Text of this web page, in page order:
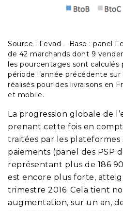
Source : Fevad – Base : panel
de 42 marchands dont 9
les pourcentages sont
période l’année précédente sur
réalisés pour des livraisons en
et mobile.
La progression globale de
prenant cette fois en
traitées par les plateformes
paiements (panel des PSP
représentant plus de 186
est encore plus forte,
trimestre 2016. Cela tient
augmentation, sur un an,